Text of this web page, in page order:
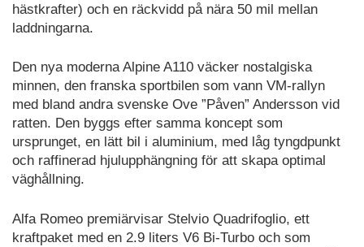
hästkrafter) och en räckvidd på nära 50 mil mellan
laddningarna.
Den nya moderna Alpine A110 väcker nostalgiska
minnen, den franska sportbilen som vann VM-rallyn
med bland andra svenske Ove ”Påven” Andersson vid
ratten. Den byggs efter samma koncept som
ursprunget, en lätt bil i aluminium, med låg tyngdpunkt
och raffinerad hjulupphängning för att skapa optimal
väghållning.
Alfa Romeo premiärvisar Stelvio Quadrifoglio, ett
kraftpaket med en 2.9 liters V6 Bi-Turbo och som